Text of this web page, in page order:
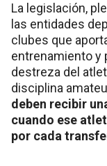
La legislación,
las entidades
clubes que
entrenamiento y
destreza del
disciplina
deben recibir
cuando ese
por cada